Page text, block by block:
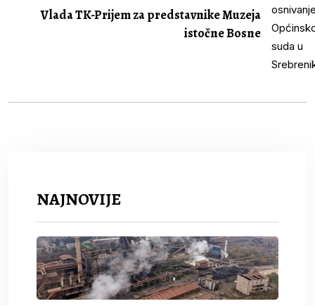
Vlada TK-Prijem za predstavnike Muzeja
istočne Bosne
NAJNOVIJE